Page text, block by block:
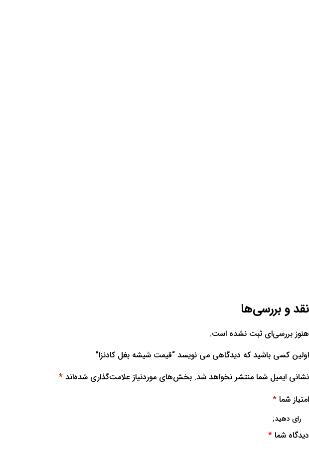
نقد و بررسی‌ها
هنوز بررسی‌ای ثبت نشده است.
اولین کسی باشید که دیدگاهی می نویسد “قیمت شیشه بغل کادنزا”
نشانی ایمیل شما منتشر نخواهد شد. بخش‌های موردنیاز علامت‌گذاری شده‌اند *
امتیاز شما *
دیدگاه شما *